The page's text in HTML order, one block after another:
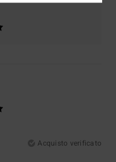
Acquisto verificato